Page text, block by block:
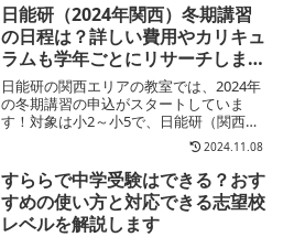
日能研（2024年関西）冬期講習
の日程は？詳しい費用やカリキュ
ラムも学年ごとにリサーチしまし
た
日能研の関西エリアの教室では、2024年
の冬期講習の申込がスタートしていま
す！対象は小2～小5で、日能研（関西）
の2024年の冬期講習の日程は12月25日
（水）～1月6日（月）12月31日～1月3日
はお休みなので、実質9日の間に各学年で
冬期...
2024.11.08
すららで中学受験はできる？おす
すめの使い方と対応できる志望校
レベルを解説します